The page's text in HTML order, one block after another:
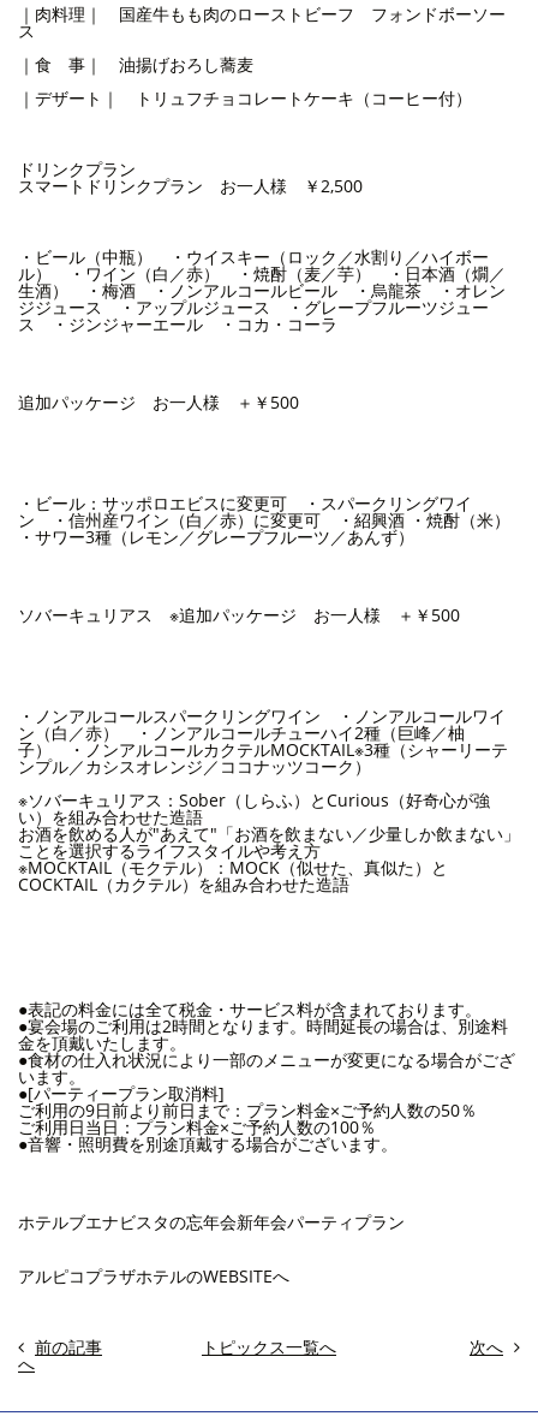
｜肉料理｜ 国産牛もも肉のローストビーフ フォンドボーソー
ス
｜食 事｜ 油揚げおろし蕎麦
｜デザート｜ トリュフチョコレートケーキ（コーヒー付）
ドリンクプラン
スマートドリンクプラン お一人様 ￥2,500
・ビール（中瓶） ・ウイスキー（ロック／水割り／ハイボー
ル） ・ワイン（白／赤） ・焼酎（麦／芋） ・日本酒（燗／
生酒） ・梅酒 ・ノンアルコールビール ・烏龍茶 ・オレン
ジジュース ・アップルジュース ・グレープフルーツジュー
ス ・ジンジャーエール ・コカ・コーラ
追加パッケージ お一人様 ＋￥500
・ビール：サッポロエビスに変更可 ・スパークリングワイ
ン ・信州産ワイン（白／赤）に変更可 ・紹興酒 ・焼酎（米）
・サワー3種（レモン／グレープフルーツ／あんず）
ソバーキュリアス ※追加パッケージ お一人様 ＋￥500
・ノンアルコールスパークリングワイン ・ノンアルコールワイ
ン（白／赤） ・ノンアルコールチューハイ2種（巨峰／柚
子） ・ノンアルコールカクテルMOCKTAIL※3種（シャーリーテ
ンプル／カシスオレンジ／ココナッツコーク）
※ソバーキュリアス：Sober（しらふ）とCurious（好奇心が強
い）を組み合わせた造語
お酒を飲める人が"あえて"「お酒を飲まない／少量しか飲まない」
ことを選択するライフスタイルや考え方
※MOCKTAIL（モクテル）：MOCK（似せた、真似た）と
COCKTAIL（カクテル）を組み合わせた造語
●表記の料金には全て税金・サービス料が含まれております。
●宴会場のご利用は2時間となります。時間延長の場合は、別途料
金を頂戴いたします。
●食材の仕入れ状況により一部のメニューが変更になる場合がござ
います。
●[パーティープラン取消料]
ご利用の9日前より前日まで：プラン料金×ご予約人数の50％
ご利用日当日：プラン料金×ご予約人数の100％
●音響・照明費を別途頂戴する場合がございます。
ホテルブエナビスタの忘年会新年会パーティプラン
アルピコプラザホテルのWEBSITEへ
前の記事
へ
トピックス一覧へ 次へ